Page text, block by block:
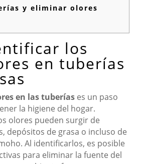
y eliminar olores
los
en tuberías
en las tuberías es un paso
la higiene del hogar.
olores pueden surgir de
depósitos de grasa o incluso de
Al identificarlos, es posible
para eliminar la fuente del